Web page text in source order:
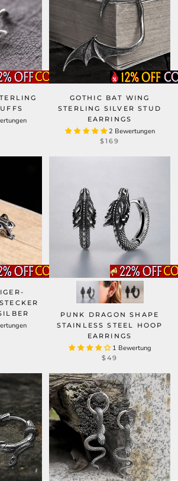
GOTHIC BAT WING
STERLING SILVER STUD
EARRINGS
2 Bewertungen
$169
PUNK DRAGON SHAPE
STAINLESS STEEL HOOP
EARRINGS
1 Bewertung
$49